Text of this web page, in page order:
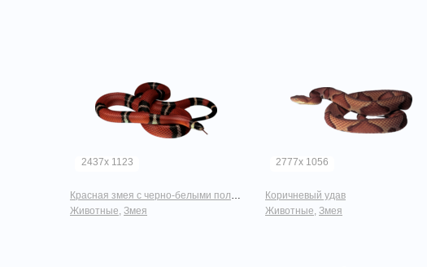
2437x 1123
Красная змея с черно-белыми полосками
Животные, Змея
2777x 1056
Коричневый удав
Животные, Змея